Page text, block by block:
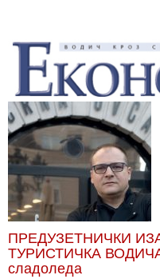
ПРЕДУЗЕТНИЧКИ
ТУРИСТИЧКА ВОДИЧА:
сладоледа